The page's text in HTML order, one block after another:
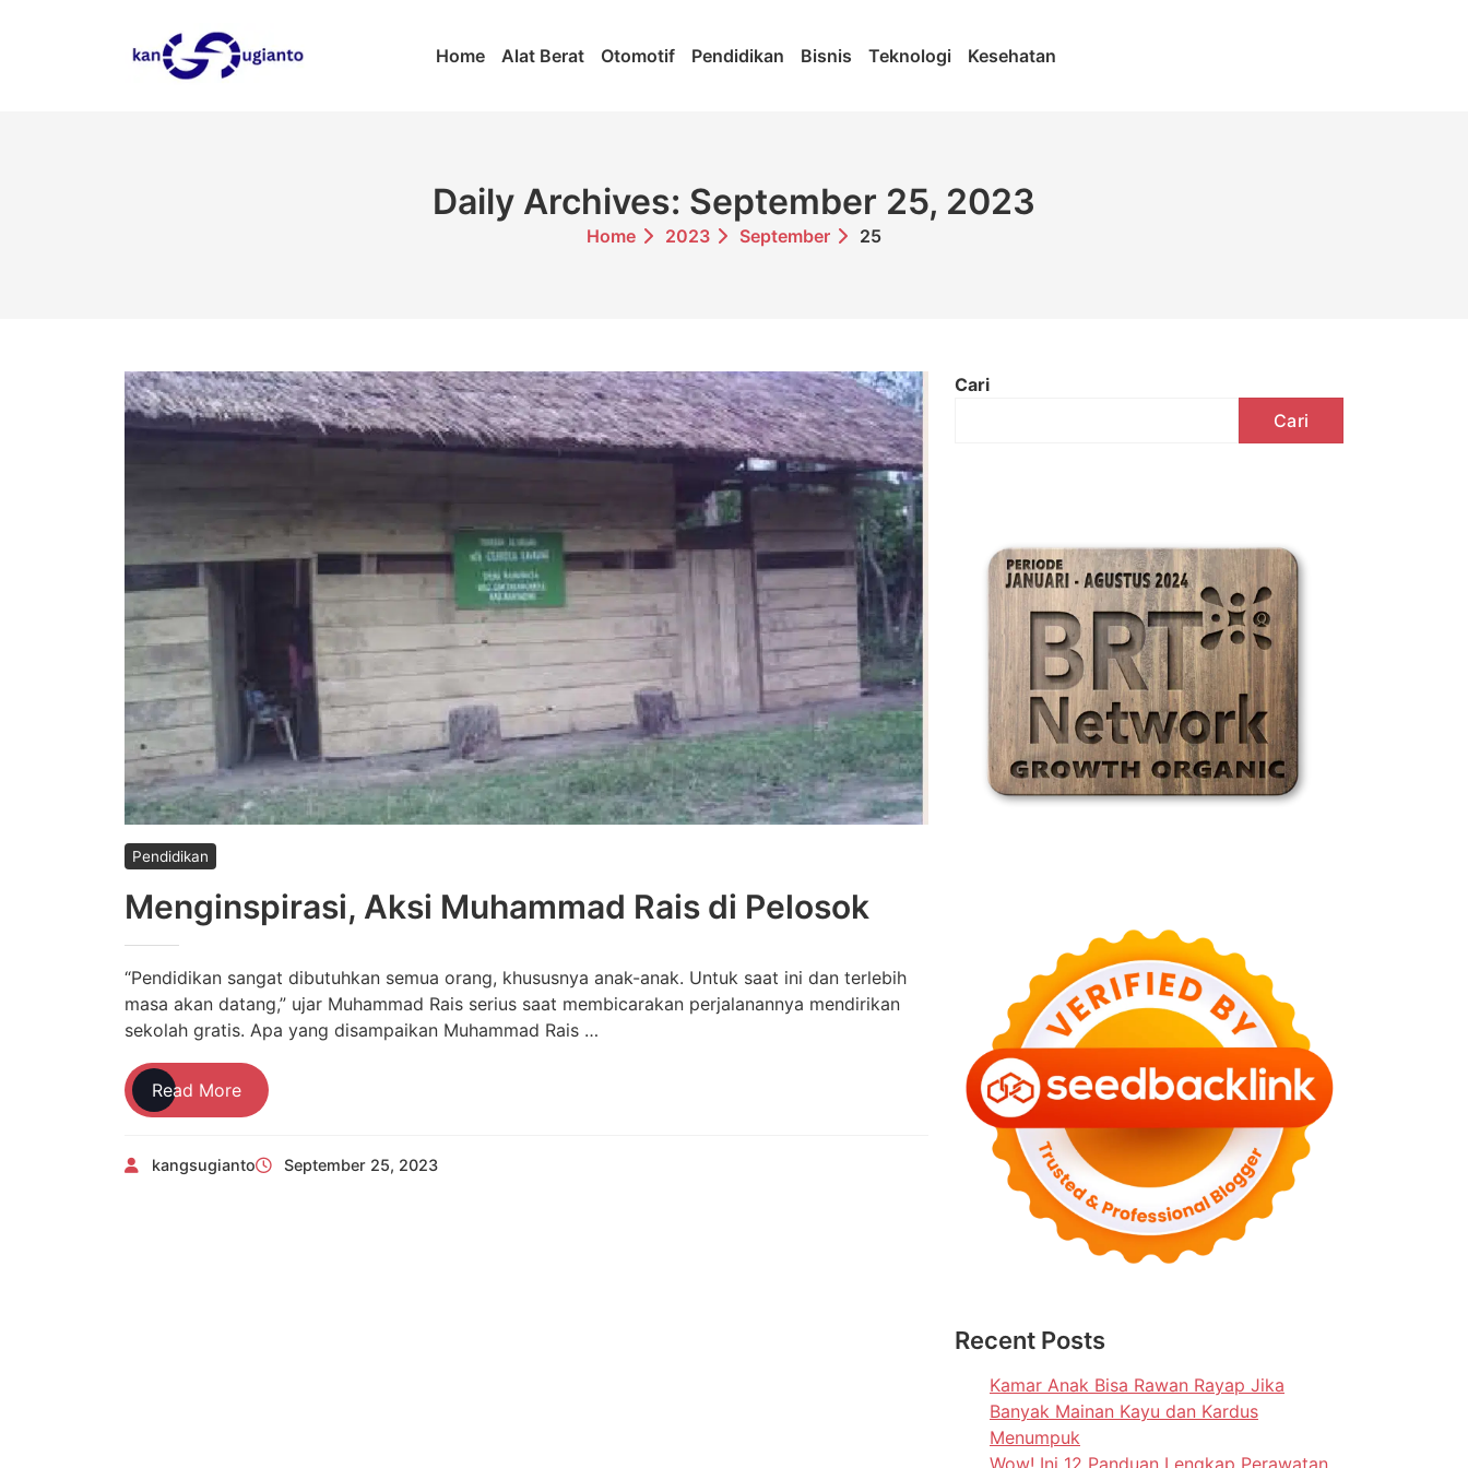
Home Alat Berat Otomotif Pendidikan Bisnis Teknologi Kesehatan
Daily Archives: September 25, 2023
Home 2023 September 25
Pendidikan
Menginspirasi, Aksi Muhammad Rais di Pelosok
“Pendidikan sangat dibutuhkan semua orang, khususnya anak-anak. Untuk saat ini dan terlebih
masa akan datang,” ujar Muhammad Rais serius saat membicarakan perjalanannya mendirikan
sekolah gratis. Apa yang disampaikan Muhammad Rais …
Read MoreMenginspirasi,
Aksi
Rais
kangsugianto September 25, 2023
Cari
Cari
Recent Posts
Kamar Anak Bisa Rawan Rayap Jika
Banyak Mainan Kayu dan Kardus
Menumpuk